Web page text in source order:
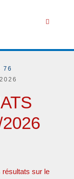
76
résultats sur le